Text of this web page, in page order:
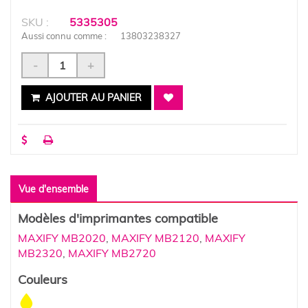
SKU : 5335305
Aussi connu comme : 13803238327
- +
AJOUTER AU PANIER
Vue d'ensemble
Modèles d'imprimantes compatible
MAXIFY MB2020, MAXIFY MB2120, MAXIFY
MB2320, MAXIFY MB2720
Couleurs